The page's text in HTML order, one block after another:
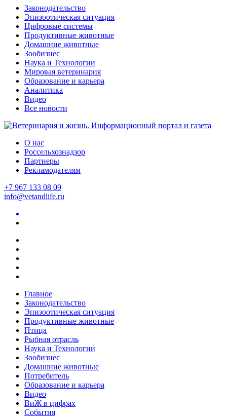
Законодательство
Эпизоотическая ситуация
Цифровые системы
Продуктивные животные
Домашние животные
Зообизнес
Наука и Технологии
Мировая ветеринария
Образование и карьера
Аналитика
Видео
Все новости
О нас
Россельхознадзор
Партнеры
Рекламодателям
+7 967 133 08 09
info@vetandlife.ru
Главное
Законодательство
Эпизоотическая ситуация
Продуктивные животные
Птица
Рыбная отрасль
Наука и Технологии
Зообизнес
Домашние животные
Потребитель
Образование и карьера
Видео
ВиЖ в цифрах
События